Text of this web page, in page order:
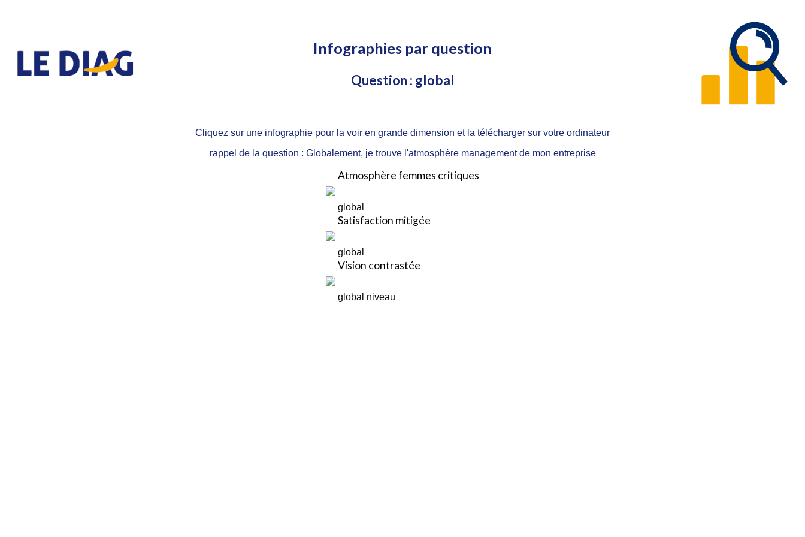
Infographies par question
Question : global
Cliquez sur une infographie pour la voir en grande dimension et la télécharger sur votre ordinateur
rappel de la question : Globalement, je trouve l'atmosphère management de mon entreprise
Atmosphère femmes critiques
global
Satisfaction mitigée
global
Vision contrastée
global niveau